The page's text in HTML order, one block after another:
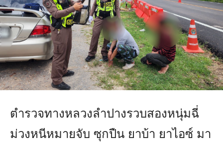
ตำรวจทางหลวงลำปางรวบสองหนุ่มฉี่
ม่วงหนีหมายจับ ซุกปืน ยาบ้า ยาไอซ์ มา